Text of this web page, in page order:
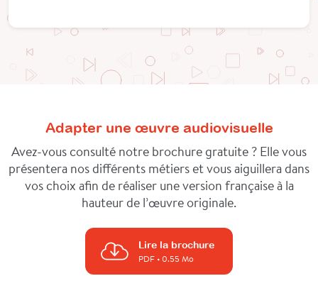
Adapter une œuvre audiovisuelle
Avez-vous consulté notre brochure gratuite ? Elle vous
présentera nos différents métiers et vous aiguillera dans
vos choix afin de réaliser une version française à la
hauteur de l’œuvre originale.
Lire la brochure
PDF• 0.55 Mo